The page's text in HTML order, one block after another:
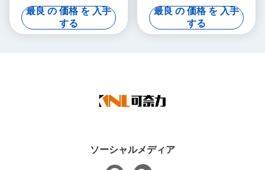
HPVMF23 HPVMF32 エンジ
ンスペアパーツ
最良 の 価格 を 入手
する
最良 の 価格 を 入手
する
ソーシャルメディア